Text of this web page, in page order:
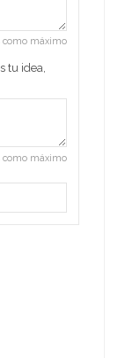
como máximo
tu idea,
como máximo